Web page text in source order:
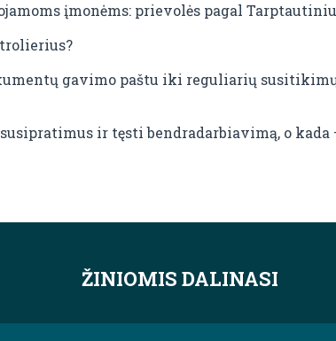
įmonėms: prievolės pagal
gavimo paštu iki reguliarių
ir tęsti bendradarbiavimą, o
ŽINIOMIS DALINASI